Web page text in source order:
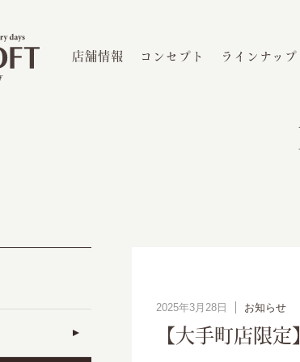
店舗情報 コンセプト ラインナップ
2025年3月28日 お知らせ
【大手町店限